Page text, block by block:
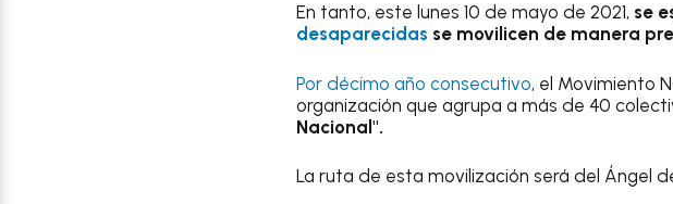
En tanto, este lunes 10 de mayo de 2021, se
desaparecidas se movilicen de manera
Por décimo año consecutivo, el Movimiento
organización que agrupa a más de 40
Nacional".
La ruta de esta movilización será del Ángel